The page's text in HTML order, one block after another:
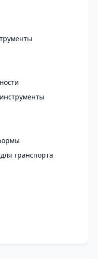
транспорта